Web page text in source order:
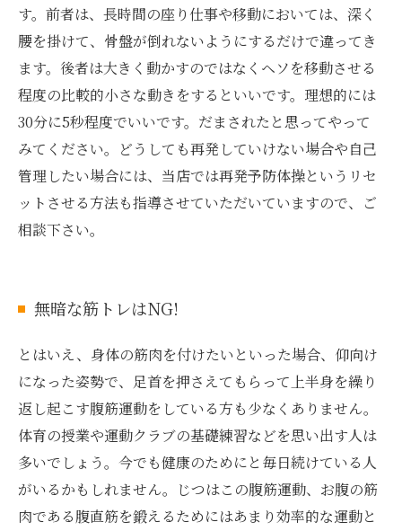
す。前者は、長時間の座り仕事や移動においては、深く
腰を掛けて、骨盤が倒れないようにするだけで違ってき
ます。後者は大きく動かすのではなくヘソを移動させる
程度の比較的小さな動きをするといいです。理想的には
30分に5秒程度でいいです。だまされたと思ってやって
みてください。どうしても再発していけない場合や自己
管理したい場合には、当店では再発予防体操というリセ
ットさせる方法も指導させていただいていますので、ご
相談下さい。
無暗な筋トレはNG!
とはいえ、身体の筋肉を付けたいといった場合、仰向け
になった姿勢で、足首を押さえてもらって上半身を繰り
返し起こす腹筋運動をしている方も少なくありません。
体育の授業や運動クラブの基礎練習などを思い出す人は
多いでしょう。今でも健康のためにと毎日続けている人
がいるかもしれません。じつはこの腹筋運動、お腹の筋
肉である腹直筋を鍛えるためにはあまり効率的な運動と